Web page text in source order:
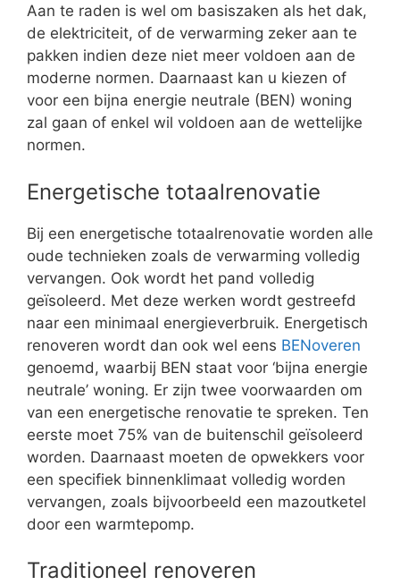
Aan te raden is wel om basiszaken als het dak,
de elektriciteit, of de verwarming zeker aan te
pakken indien deze niet meer voldoen aan de
moderne normen. Daarnaast kan u kiezen of
voor een bijna energie neutrale (BEN) woning
zal gaan of enkel wil voldoen aan de wettelijke
normen.
Energetische totaalrenovatie
Bij een energetische totaalrenovatie worden alle
oude technieken zoals de verwarming volledig
vervangen. Ook wordt het pand volledig
geïsoleerd. Met deze werken wordt gestreefd
naar een minimaal energieverbruik. Energetisch
renoveren wordt dan ook wel eens BENoveren
genoemd, waarbij BEN staat voor ‘bijna energie
neutrale’ woning. Er zijn twee voorwaarden om
van een energetische renovatie te spreken. Ten
eerste moet 75% van de buitenschil geïsoleerd
worden. Daarnaast moeten de opwekkers voor
een specifiek binnenklimaat volledig worden
vervangen, zoals bijvoorbeeld een mazoutketel
door een warmtepomp.
Traditioneel renoveren